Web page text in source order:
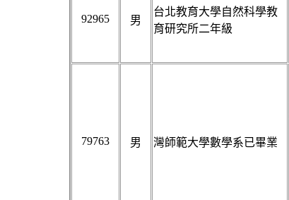
92965 男
台北教育大學自然科學教
育研究所二年級
79763 男 灣師範大學數學系已畢業